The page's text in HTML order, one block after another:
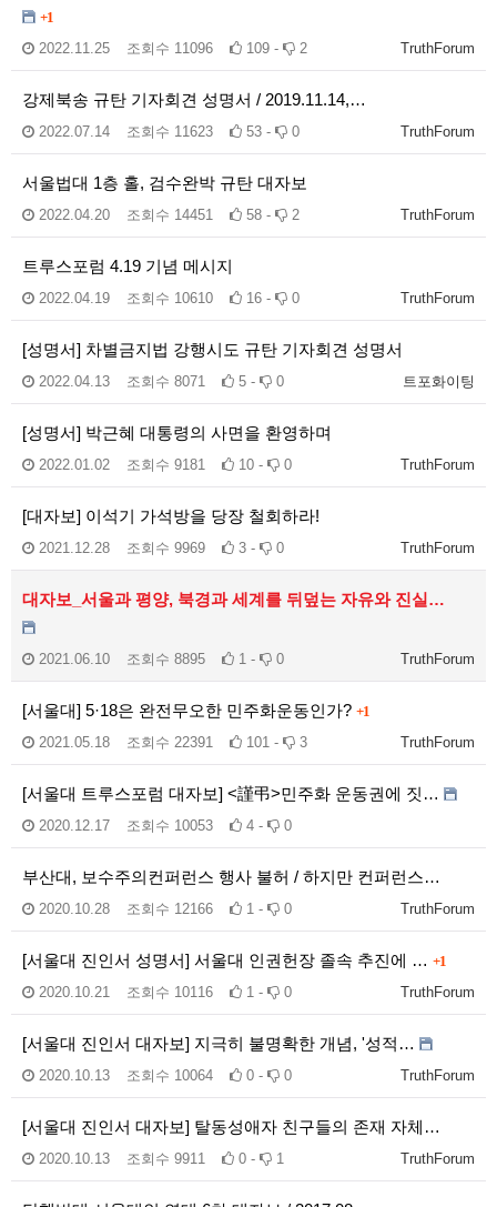
+1
TruthForum
2022.11.25 조회수 11096 109 - 2
강제북송 규탄 기자회견 성명서 / 2019.11.14,…
TruthForum
2022.07.14 조회수 11623 53 - 0
서울법대 1층 홀, 검수완박 규탄 대자보
TruthForum
2022.04.20 조회수 14451 58 - 2
트루스포럼 4.19 기념 메시지
TruthForum
2022.04.19 조회수 10610 16 - 0
[성명서] 차별금지법 강행시도 규탄 기자회견 성명서
트포화이팅
2022.04.13 조회수 8071 5 - 0
[성명서] 박근혜 대통령의 사면을 환영하며
TruthForum
2022.01.02 조회수 9181 10 - 0
[대자보] 이석기 가석방을 당장 철회하라!
TruthForum
2021.12.28 조회수 9969 3 - 0
대자보_서울과 평양, 북경과 세계를 뒤덮는 자유와 진실…
TruthForum
2021.06.10 조회수 8895 1 - 0
[서울대] 5·18은 완전무오한 민주화운동인가? +1
TruthForum
2021.05.18 조회수 22391 101 - 3
[서울대 트루스포럼 대자보] <謹弔>민주화 운동권에 짓…
2020.12.17 조회수 10053 4 - 0
부산대, 보수주의컨퍼런스 행사 불허 / 하지만 컨퍼런스…
TruthForum
2020.10.28 조회수 12166 1 - 0
[서울대 진인서 성명서] 서울대 인권헌장 졸속 추진에 … +1
TruthForum
2020.10.21 조회수 10116 1 - 0
[서울대 진인서 대자보] 지극히 불명확한 개념, '성적…
TruthForum
2020.10.13 조회수 10064 0 - 0
[서울대 진인서 대자보] 탈동성애자 친구들의 존재 자체…
TruthForum
2020.10.13 조회수 9911 0 - 1